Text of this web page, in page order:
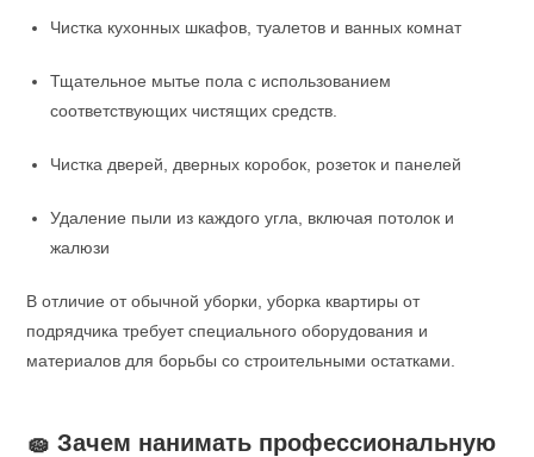
Чистка кухонных шкафов, туалетов и ванных комнат
Тщательное мытье пола с использованием
соответствующих чистящих средств.
Чистка дверей, дверных коробок, розеток и панелей
Удаление пыли из каждого угла, включая потолок и
жалюзи
В отличие от обычной уборки, уборка квартиры от
подрядчика требует специального оборудования и
материалов для борьбы со строительными остатками.
🧽 Зачем нанимать профессиональную